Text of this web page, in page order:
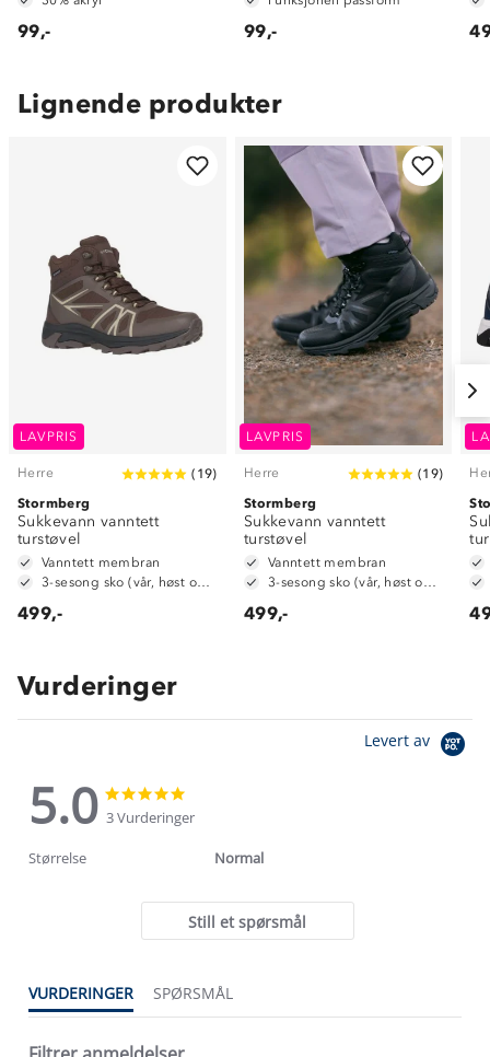
99,- 99,-
Lignende produkter
LAVPRIS
Herre ( 19)
Stormberg
Sukkevann vanntett
turstøvel
Vanntett membran
499,-
LAVPRIS
Herre (19)
Stormberg
Sukkevann vanntett
turstøvel
Vanntett membran
499,-
Vurderinger
Levert av
5.0
5.0
star
rating
star
3 Vurderinger
Størrelse Normal
Still et spørsmål
VURDERINGER SPØRSMÅL